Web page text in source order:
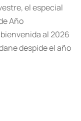
el especial
Año
al 2026
despide el año